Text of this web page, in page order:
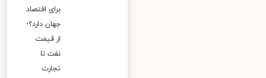
برای اقتصاد
جهان دارد؟؛
از قیمت
نفت تا
تجارت